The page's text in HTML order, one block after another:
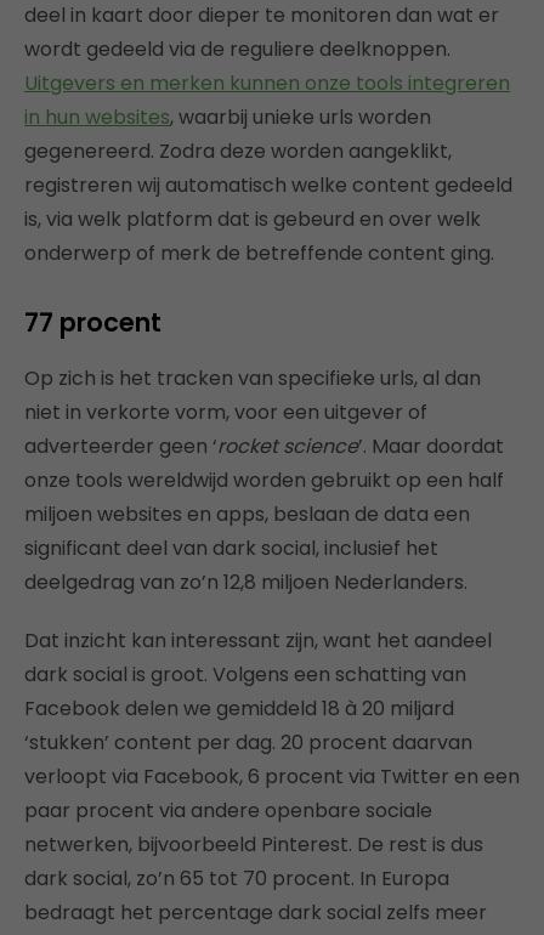
deel in kaart door dieper te monitoren dan wat er
wordt gedeeld via de reguliere deelknoppen.
Uitgevers en merken kunnen onze tools integreren
in hun websites, waarbij unieke urls worden
gegenereerd. Zodra deze worden aangeklikt,
registreren wij automatisch welke content gedeeld
is, via welk platform dat is gebeurd en over welk
onderwerp of merk de betreffende content ging.
77 procent
Op zich is het tracken van specifieke urls, al dan
niet in verkorte vorm, voor een uitgever of
adverteerder geen ‘rocket science’. Maar doordat
onze tools wereldwijd worden gebruikt op een half
miljoen websites en apps, beslaan de data een
significant deel van dark social, inclusief het
deelgedrag van zo’n 12,8 miljoen Nederlanders.
Dat inzicht kan interessant zijn, want het aandeel
dark social is groot. Volgens een schatting van
Facebook delen we gemiddeld 18 à 20 miljard
‘stukken’ content per dag. 20 procent daarvan
verloopt via Facebook, 6 procent via Twitter en een
paar procent via andere openbare sociale
netwerken, bijvoorbeeld Pinterest. De rest is dus
dark social, zo’n 65 tot 70 procent. In Europa
bedraagt het percentage dark social zelfs meer